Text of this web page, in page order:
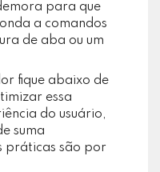
para que
a comandos
de aba ou um
fique abaixo de
essa
do usuário,
suma
práticas são por